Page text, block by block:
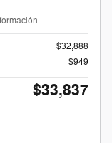
$32,888
$949
$33,837